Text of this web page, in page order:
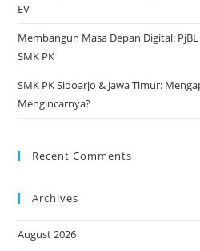
EV
Membangun Masa Depan Digital:
SMK PK
SMK PK Sidoarjo & Jawa Timur:
Mengincarnya?
Recent Comments
Archives
August 2026